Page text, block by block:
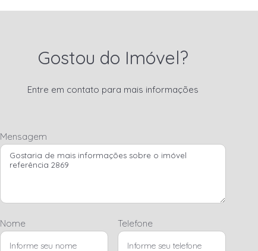
Gostou do Imóvel?
Entre em contato para mais informações
Mensagem
Nome Telefone